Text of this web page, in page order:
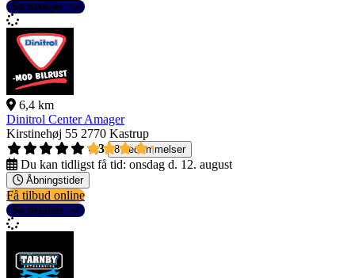
Se detaljer
6,4 km
Dinitrol Center Amager
Kirstinehøj 55 2770 Kastrup
4,3
8 bedømmelser
Du kan tidligst få tid: onsdag d. 12. august
Åbningstider
Få tilbud online
Se detaljer